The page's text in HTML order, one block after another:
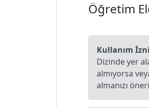
Öğretim
Kullanım İzni
Dizinde yer
almıyorsa
almanızı